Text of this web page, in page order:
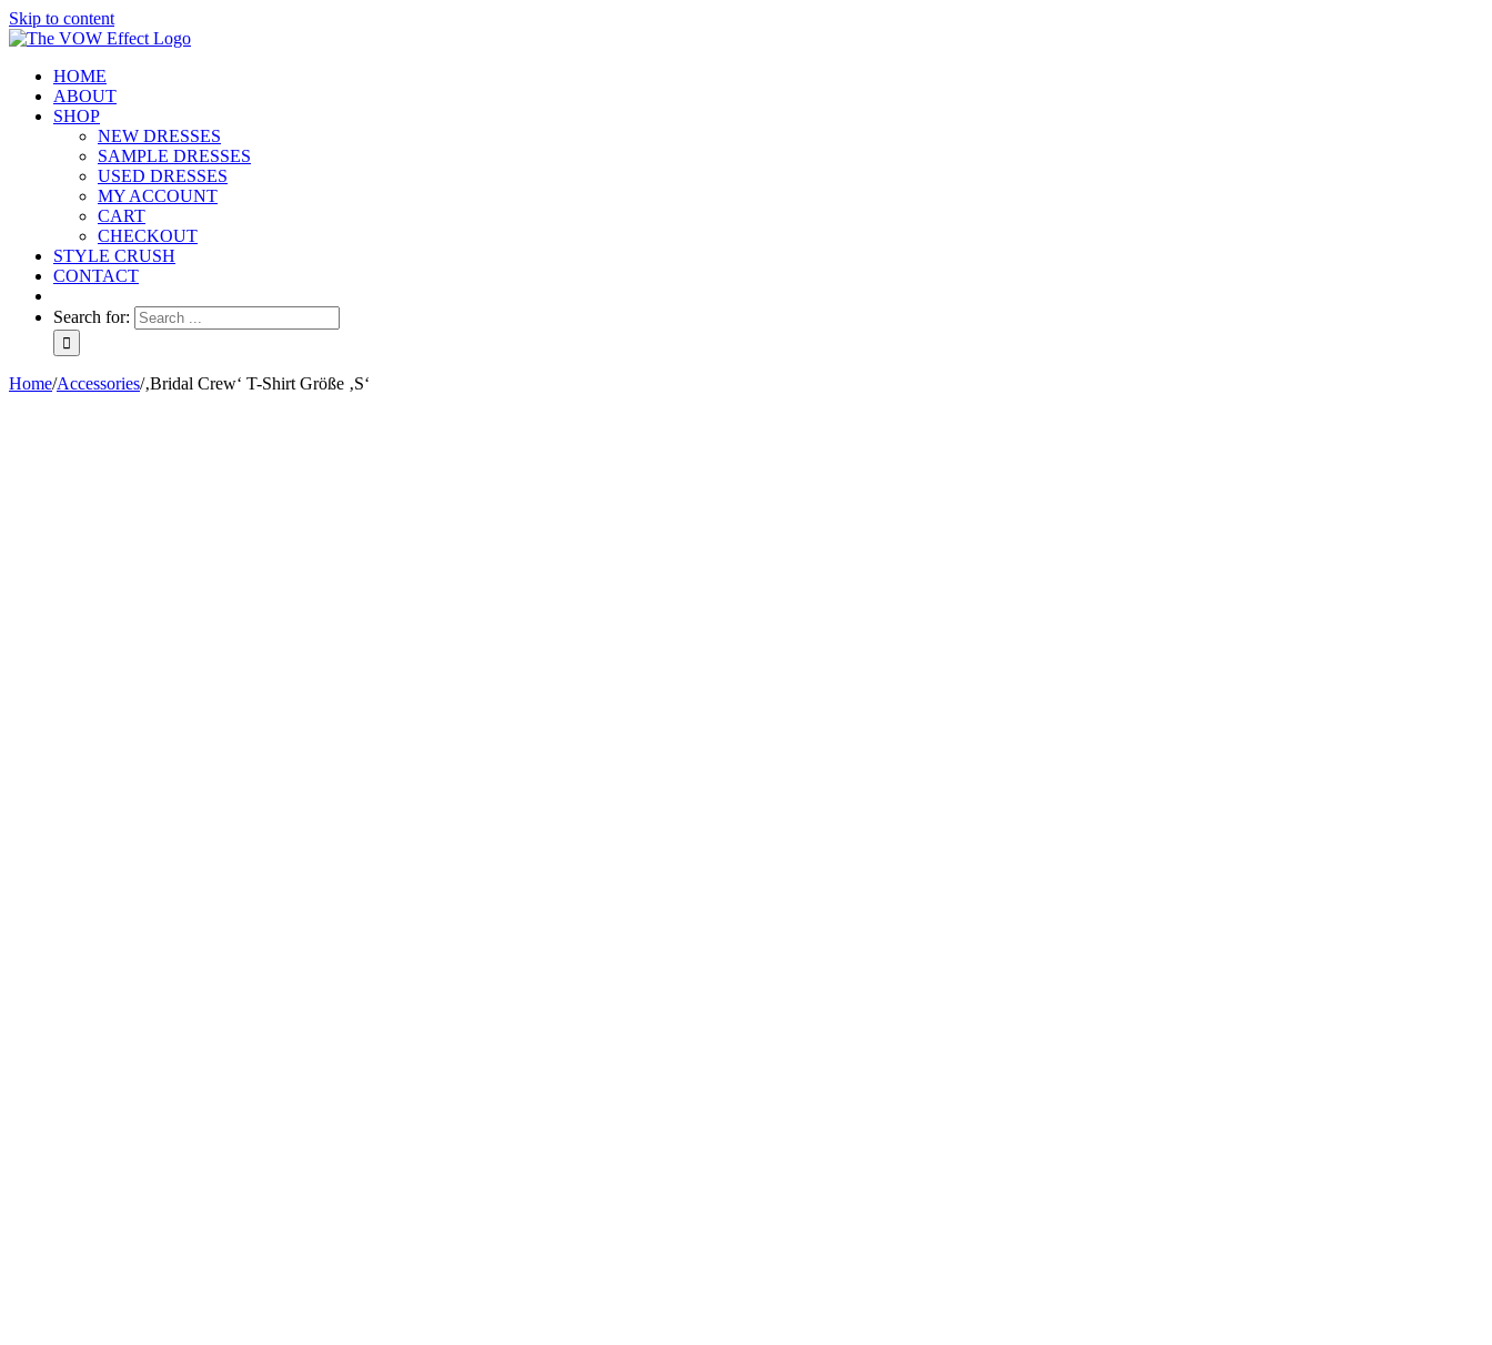
Skip to content
HOME
ABOUT
SHOP
NEW DRESSES
SAMPLE DRESSES
USED DRESSES
MY ACCOUNT
CART
CHECKOUT
STYLE CRUSH
CONTACT
Search for:
Home/Accessories/‚Bridal Crew‘ T-Shirt Größe ‚S‘